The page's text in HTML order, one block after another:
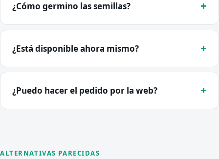
¿Cómo germino las semillas?
¿Está disponible ahora mismo?
¿Puedo hacer el pedido por la web?
ALTERNATIVAS PARECIDAS